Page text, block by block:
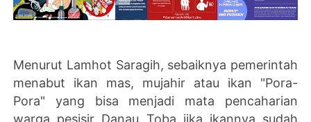
Menurut Lamhot Saragih, sebaiknya pemerintah
menabut ikan mas, mujahir atau ikan "Pora-
Pora" yang bisa menjadi mata pencaharian
warga pesisir Danau Toba jika ikannya sudah